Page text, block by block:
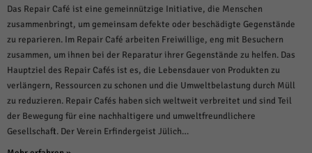
Das Repair Café ist eine gemeinnützige Initiative, die Menschen
zusammenbringt, um gemeinsam defekte oder beschädigte Gegenstände
zu reparieren. Im Repair Café arbeiten Freiwillige, eng mit Besuchern
zusammen, um ihnen bei der Reparatur ihrer Gegenstände zu helfen. Das
Hauptziel des Repair Cafés ist es, die Lebensdauer von Produkten zu
verlängern, Ressourcen zu schonen und die Umweltbelastung durch Müll
zu reduzieren. Repair Cafés haben sich weltweit verbreitet und sind Teil
der Bewegung für eine nachhaltigere und umweltfreundlichere
Gesellschaft. Der Verein Erfindergeist Jülich…